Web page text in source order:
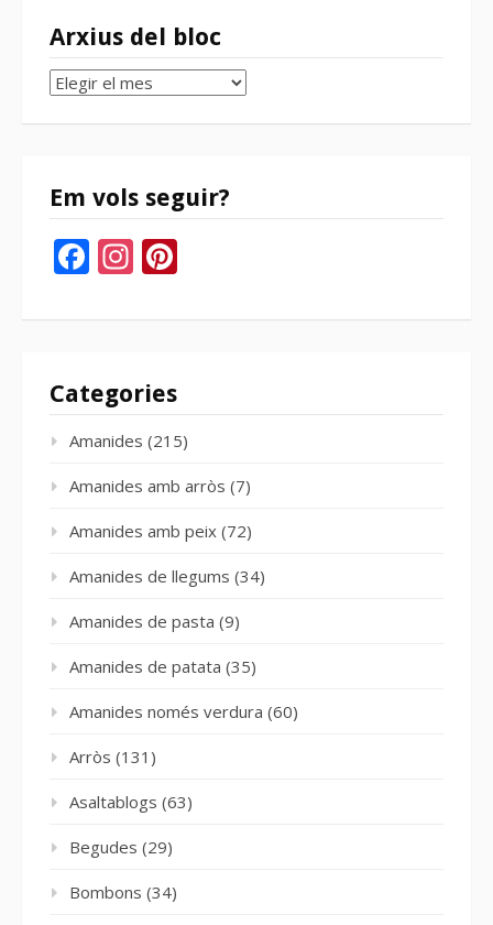
Arxius del bloc
Arxius
bloc
Em vols seguir?
Facebook
Instagram
Categories
Amanides (215)
Amanides amb arròs (7)
Amanides amb peix (72)
Amanides de llegums (34)
Amanides de pasta (9)
Amanides de patata (35)
Amanides només verdura (60)
Arròs (131)
Asaltablogs (63)
Begudes (29)
Bombons (34)